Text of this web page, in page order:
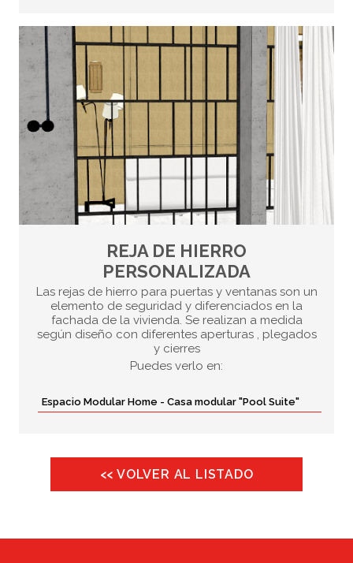
REJA DE HIERRO
PERSONALIZADA
Las rejas de hierro para puertas y ventanas son un
elemento de seguridad y diferenciados en la
fachada de la vivienda. Se realizan a medida
según diseño con diferentes aperturas , plegados
y cierres
Puedes verlo en:
Espacio Modular Home - Casa modular "Pool Suite"
<< VOLVER AL LISTADO